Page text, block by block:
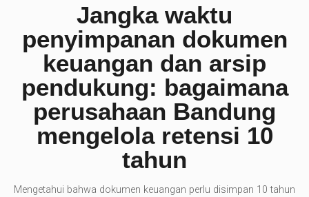
Jangka waktu
penyimpanan dokumen
keuangan dan arsip
pendukung: bagaimana
perusahaan Bandung
mengelola retensi 10
tahun
Mengetahui bahwa dokumen keuangan perlu disimpan 10 tahun